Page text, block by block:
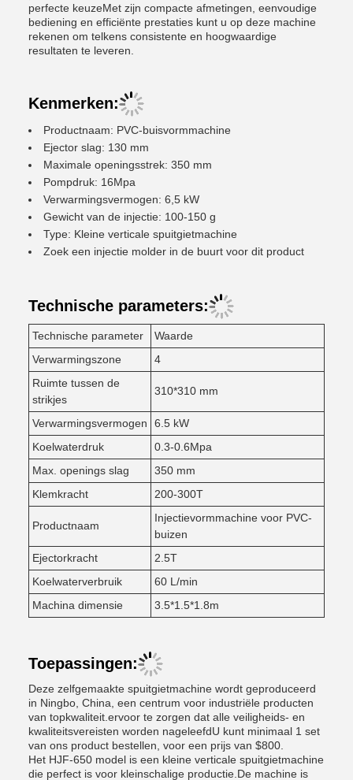
perfecte keuzeMet zijn compacte afmetingen, eenvoudige
bediening en efficiënte prestaties kunt u op deze machine
rekenen om telkens consistente en hoogwaardige
resultaten te leveren.
Kenmerken:
Productnaam: PVC-buisvormmachine
Ejector slag: 130 mm
Maximale openingsstrek: 350 mm
Pompdruk: 16Mpa
Verwarmingsvermogen: 6,5 kW
Gewicht van de injectie: 100-150 g
Type: Kleine verticale spuitgietmachine
Zoek een injectie molder in de buurt voor dit product
Technische parameters:
Technische parameter
Waarde
Verwarmingszone
4
Ruimte tussen de
strikjes
310*310 mm
Verwarmingsvermogen
6.5 kW
Koelwaterdruk
0.3-0.6Mpa
Max. openings slag
350 mm
Klemkracht
200-300T
Productnaam
Injectievormmachine voor PVC-
buizen
Ejectorkracht
2.5T
Koelwaterverbruik
60 L/min
Machina dimensie
3.5*1.5*1.8m
Toepassingen:
Deze zelfgemaakte spuitgietmachine wordt geproduceerd
in Ningbo, China, een centrum voor industriële producten
van topkwaliteit.ervoor te zorgen dat alle veiligheids- en
kwaliteitsvereisten worden nageleefdU kunt minimaal 1 set
van ons product bestellen, voor een prijs van $800.
Het HJF-650 model is een kleine verticale spuitgietmachine
die perfect is voor kleinschalige productie.De machine is